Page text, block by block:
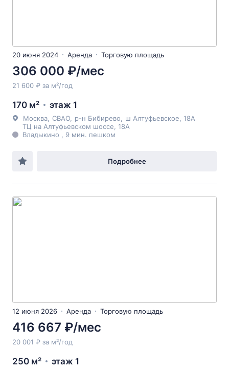
20 июня 2024 Аренда Торговую площадь
306 000 ₽/мес
21 600 ₽ за м²/год
170 м² этаж 1
Москва СВАО р-н Бибирево ш Алтуфьевское , 18А
ТЦ на Алтуфьевском шоссе, 18А
Владыкино , 9 мин. пешком
Подробнее
12 июня 2026 Аренда Торговую площадь
416 667 ₽/мес
20 001 ₽ за м²/год
250 м² этаж 1